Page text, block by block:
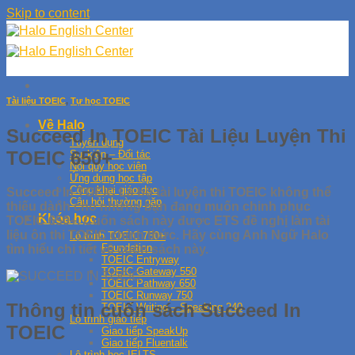
Skip to content
Về Halo
Tuyển dụng
Sự kiện – Đối tác
Nội quy học viên
Ứng dụng học tập
Công khai giáo dục
Câu hỏi thường gặp
Khóa học
Lộ trình TOEIC 750+
Foundation
TOEIC Entryway
TOEIC Gateway 550
TOEIC Pathway 650
TOEIC Runway 750
TOEIC Writing – Speaking 240
Lộ trình giao tiếp
Giao tiếp SpeakUp
Giao tiếp Fluentalk
Tài liệu TOEIC, Tự học TOEIC
Succeed In TOEIC Tài Liệu Luyện Thi
TOEIC 650+
Succeed In TOEIC Là bộ tài luyện thi TOEIC không thể
thiếu dành cho những bạn đang muốn chinh phục
TOEIC 650+. Cuốn sách này được ETS đề nghị làm tài
liệu ôn thi TOEIC chính thức. Hãy cùng Anh Ngữ Halo
tìm hiểu chi tiết về cuốn sách này.
Thông tin cuốn sách Succeed In
TOEIC